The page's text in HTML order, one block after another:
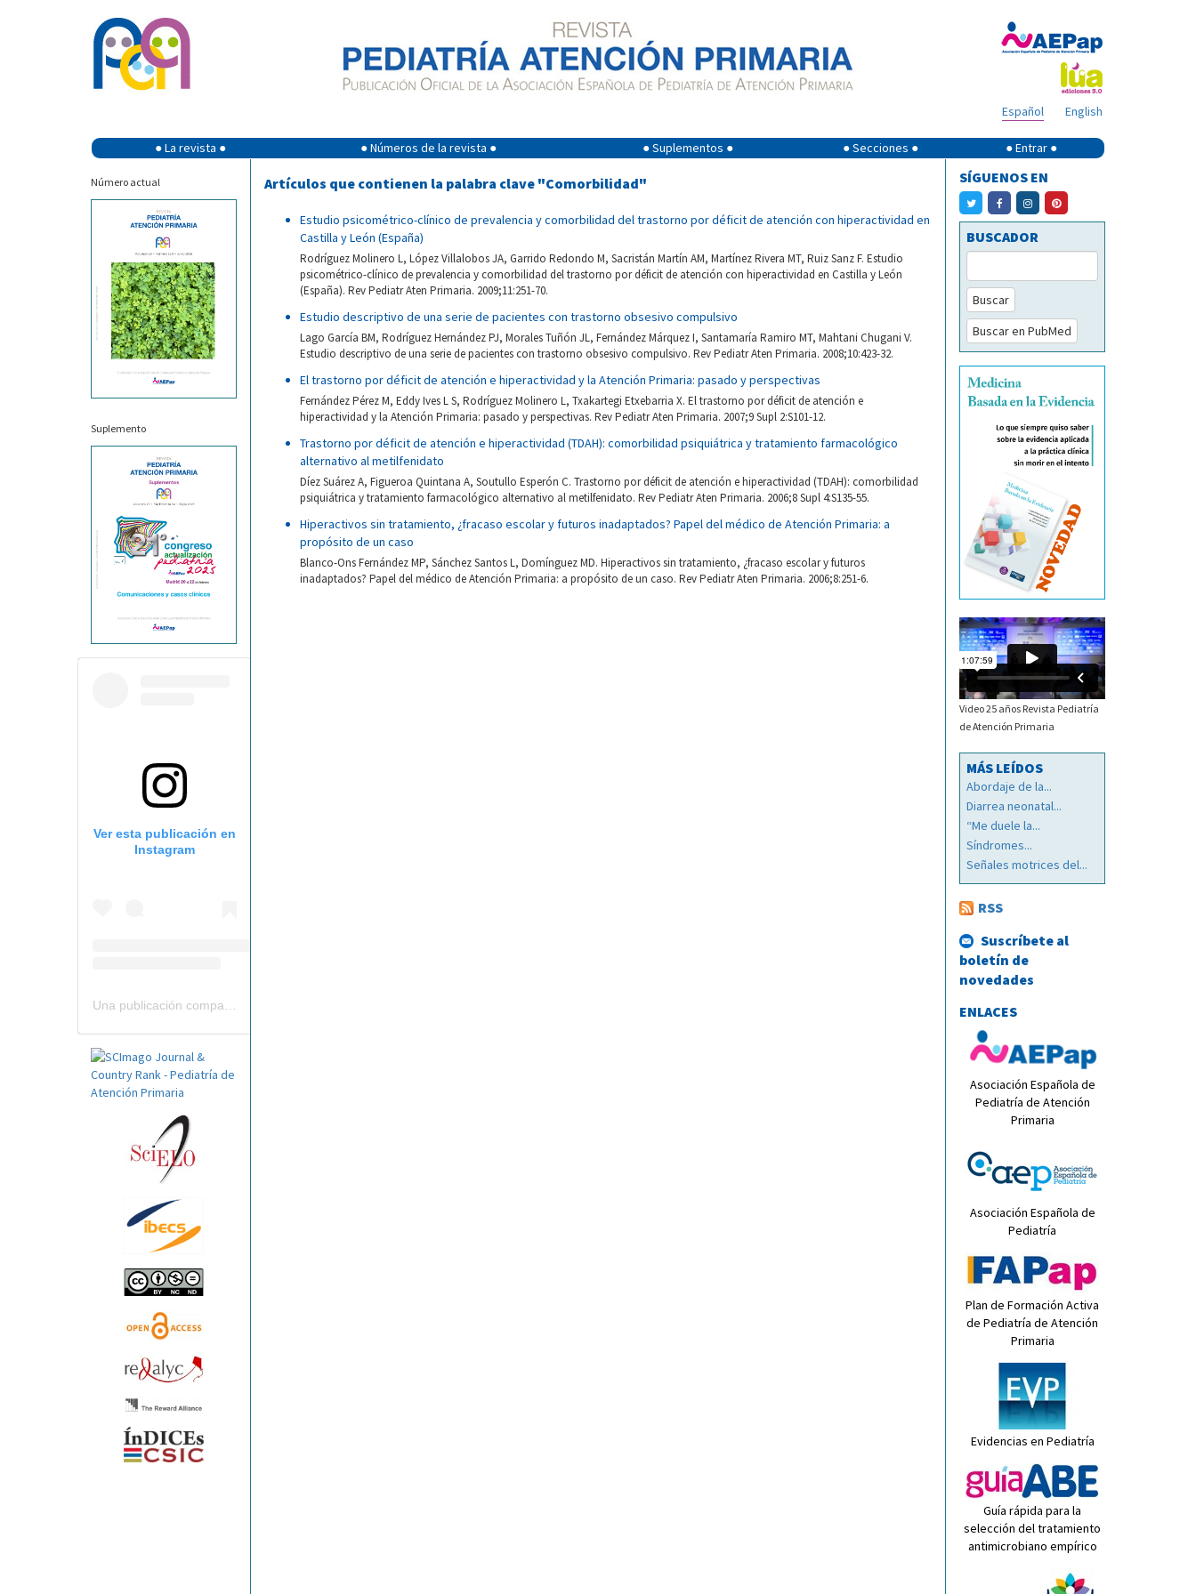
English
Español
● La revista ● ● Números de la revista ● ● Suplementos ● ● Secciones ● ● Entrar ●
Número actual
Suplemento
Ver esta publicación en
Instagram
Artículos que contienen la palabra clave "Comorbilidad"
Estudio psicométrico-clínico de prevalencia y comorbilidad del trastorno por déficit de atención con hiperactividad en
Castilla y León (España)
Rodríguez Molinero L, López Villalobos JA, Garrido Redondo M, Sacristán Martín AM, Martínez Rivera MT, Ruiz Sanz F. Estudio
psicométrico-clínico de prevalencia y comorbilidad del trastorno por déficit de atención con hiperactividad en Castilla y León
(España). Rev Pediatr Aten Primaria. 2009;11:251-70.
Estudio descriptivo de una serie de pacientes con trastorno obsesivo compulsivo
Lago García BM, Rodríguez Hernández PJ, Morales Tuñón JL, Fernández Márquez I, Santamaría Ramiro MT, Mahtani Chugani V.
Estudio descriptivo de una serie de pacientes con trastorno obsesivo compulsivo. Rev Pediatr Aten Primaria. 2008;10:423-32.
El trastorno por déficit de atención e hiperactividad y la Atención Primaria: pasado y perspectivas
Fernández Pérez M, Eddy Ives L S, Rodríguez Molinero L, Txakartegi Etxebarria X. El trastorno por déficit de atención e
hiperactividad y la Atención Primaria: pasado y perspectivas. Rev Pediatr Aten Primaria. 2007;9 Supl 2:S101-12.
Trastorno por déficit de atención e hiperactividad (TDAH): comorbilidad psiquiátrica y tratamiento farmacológico
alternativo al metilfenidato
Díez Suárez A, Figueroa Quintana A, Soutullo Esperón C. Trastorno por déficit de atención e hiperactividad (TDAH): comorbilidad
psiquiátrica y tratamiento farmacológico alternativo al metilfenidato. Rev Pediatr Aten Primaria. 2006;8 Supl 4:S135-55.
Hiperactivos sin tratamiento, ¿fracaso escolar y futuros inadaptados? Papel del médico de Atención Primaria: a
propósito de un caso
Blanco-Ons Fernández MP, Sánchez Santos L, Domínguez MD. Hiperactivos sin tratamiento, ¿fracaso escolar y futuros
inadaptados? Papel del médico de Atención Primaria: a propósito de un caso. Rev Pediatr Aten Primaria. 2006;8:251-6.
SÍGUENOS EN
BUSCADOR
Buscar
Buscar en PubMed
Video 25 años Revista Pediatría
de Atención Primaria
MÁS LEÍDOS
Abordaje de la...
Diarrea neonatal...
“Me duele la...
Síndromes...
Señales motrices del...
RSS
Suscríbete al
boletín de
novedades
ENLACES
Asociación Española de
Pediatría de Atención
Primaria
Asociación Española de
Pediatría
Plan de Formación Activa
de Pediatría de Atención
Primaria
Evidencias en Pediatría
Guía rápida para la
selección del tratamiento
antimicrobiano empírico